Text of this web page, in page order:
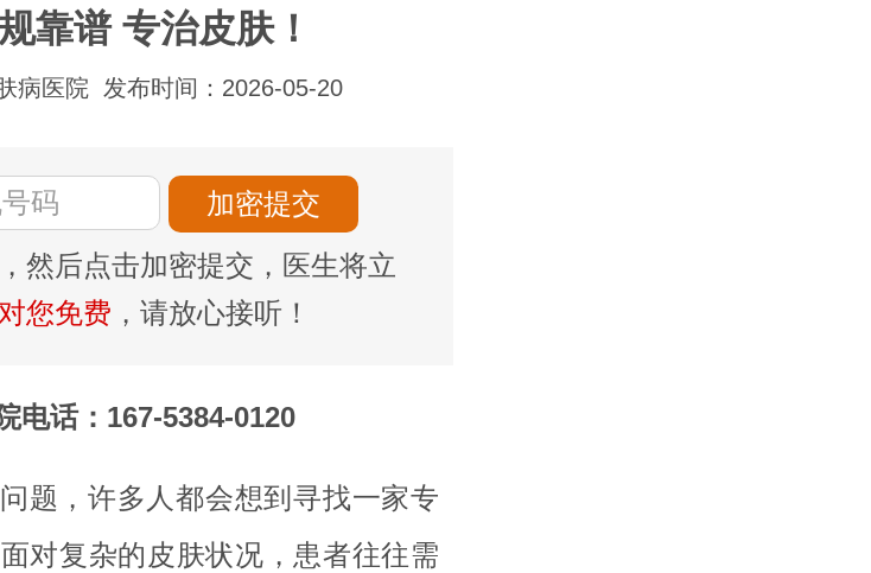
靠谱 专治皮肤！
病医院 发布时间：2026-05-20
然后点击加密提交，医生将立
您免费 ，请放心接听！
电话：167-5384-0120
题，许多人都会想到寻找一家专
对复杂的皮肤状况，患者往往需